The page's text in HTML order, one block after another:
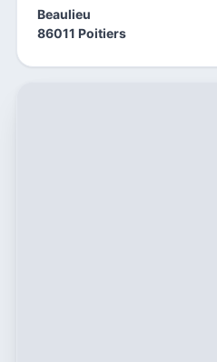
Beaulieu
86011 Poitiers